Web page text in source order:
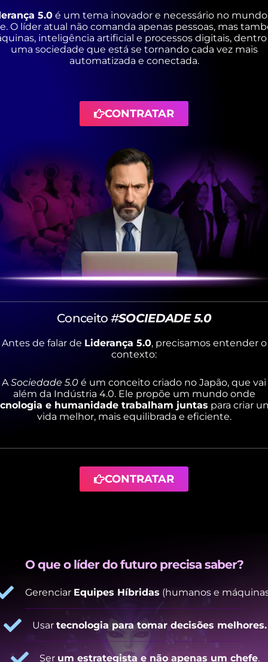
5.0 é um tema inovador e necessário no
O líder atual não comanda apenas pessoas, mas
inteligência artificial e processos digitais,
uma sociedade que está se tornando cada vez mais
automatizada e conectada.
CONTRATAR
Conceito #SOCIEDADE 5.0
Antes de falar de Liderança 5.0, precisamos entender o
contexto:
ASociedade 5.0 é um conceito criado no Japão, que vai
além da Indústria 4.0. Ele propõe um mundo onde
e humanidade trabalham juntas para criar
vida melhor, mais equilibrada e eficiente.
CONTRATAR
O que o líder do futuro precisa saber?
Gerenciar Equipes Híbridas(humanos e
Usartecnologia para tomar decisões melhores.
Ser um estrategista e não apenas um chefe.